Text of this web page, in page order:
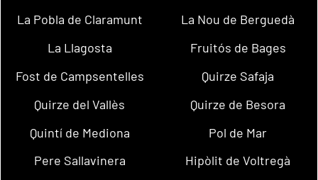
La Pobla de Claramunt
La Nou de Berguedà
La Llagosta
Fruitós de Bages
Fost de Campsentelles
Quirze Safaja
Quirze del Vallès
Quirze de Besora
Quintí de Mediona
Pol de Mar
Pere Sallavinera
Hipòlit de Voltregà